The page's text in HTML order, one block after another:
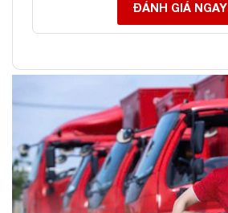
ĐÁNH GIÁ NGAY